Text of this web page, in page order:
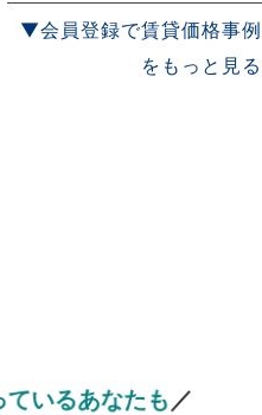
▼会員登録で賃貸価格事例
をもっと見る
ているあなたも ／